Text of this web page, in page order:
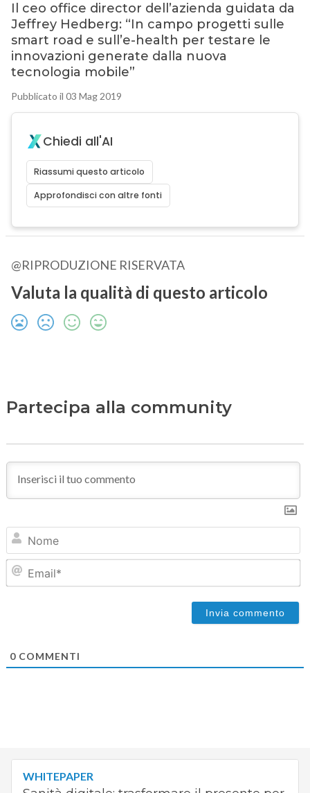
Il ceo office director dell’azienda guidata da
Jeffrey Hedberg: “In campo progetti sulle
smart road e sull’e-health per testare le
innovazioni generate dalla nuova
tecnologia mobile”
Pubblicato il 03 Mag 2019
Chiedi all'AI
Riassumi questo articolo
Approfondisci con altre fonti
@RIPRODUZIONE RISERVATA
Valuta la qualità di questo articolo
Partecipa alla community
0COMMENTI
WHITEPAPER